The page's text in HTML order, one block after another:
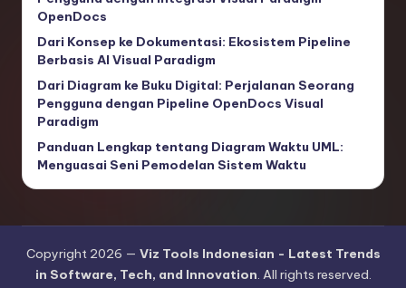
OpenDocs
Dari Konsep ke Dokumentasi: Ekosistem Pipeline
Berbasis AI Visual Paradigm
Dari Diagram ke Buku Digital: Perjalanan Seorang
Pengguna dengan Pipeline OpenDocs Visual
Paradigm
Panduan Lengkap tentang Diagram Waktu UML:
Menguasai Seni Pemodelan Sistem Waktu
Copyright 2026 — Viz Tools Indonesian - Latest Trends
in Software, Tech, and Innovation. All rights reserved.